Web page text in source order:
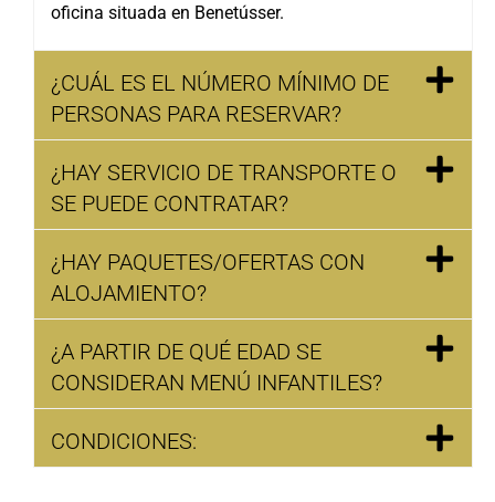
oficina situada en Benetússer.
¿CUÁL ES EL NÚMERO MÍNIMO DE
PERSONAS PARA RESERVAR?
¿HAY SERVICIO DE TRANSPORTE O
SE PUEDE CONTRATAR?
¿HAY PAQUETES/OFERTAS CON
ALOJAMIENTO?
¿A PARTIR DE QUÉ EDAD SE
CONSIDERAN MENÚ INFANTILES?
CONDICIONES: